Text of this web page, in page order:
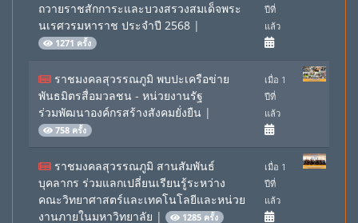
ถวายราชสักการะและบวงสรวงสมเด็จพระ
นเรศวรมหาราช ประจำปี 2568 |
1271 ครั้ง
ปีที่
แล้ว
ราชมงคลสุวรรณภูมิ พบปะเครือข่าย
พันธมิตรสื่อมวลชน - หน่วยงานรัฐ
ร่วมพัฒนาองค์กรสร้างสังคมยั่งยืน |
758 ครั้ง
เมื่อ 1
ปีที่
แล้ว
ราชมงคลสุวรรณภูมิ สานสัมพันธ์
บุคลากร ร่วมแลกเปลี่ยนเรียนรู้ระหว่าง
คณะวิทยาศาสตร์และเทคโนโลยีและหน่วย
งานภายในมหาวิทยาลัย | 1285 ครั้ง
เมื่อ 1
ปีที่
แล้ว